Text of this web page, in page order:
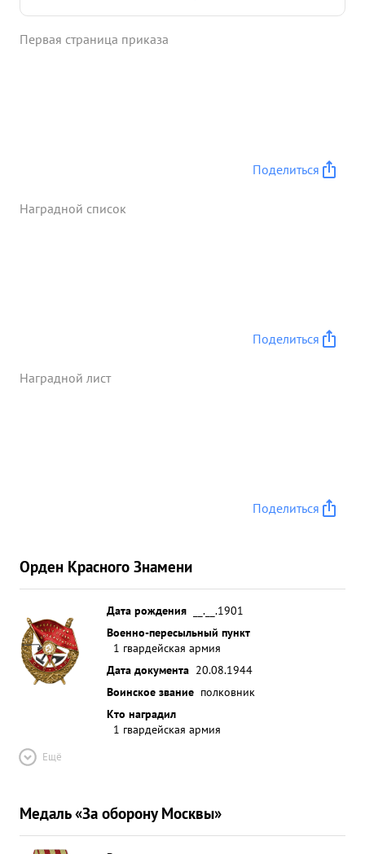
овладение гор.гор. Станислав Дрогобыч Стрый
Первая страница приказа
Поделиться
Наградной список
Поделиться
Наградной лист
Поделиться
Орден Красного Знамени
Дата рождения
__.__.1901
Военно-пересыльный пункт
1 гвардейская армия
Дата документа 20.08.1944
Воинское звание полковник
Кто наградил
1 гвардейская армия
Ещё
Медаль «За оборону Москвы»